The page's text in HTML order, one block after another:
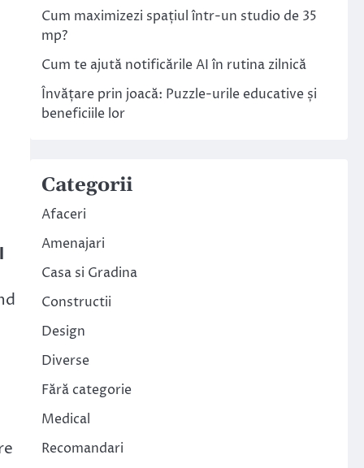
Cum maximizezi spațiul într-un studio de 35
mp?
Cum te ajută notificările AI în rutina zilnică
Învățare prin joacă: Puzzle-urile educative și
beneficiile lor
Categorii
Afaceri
Amenajari
Casa si Gradina
Constructii
Design
Diverse
Fără categorie
Medical
Recomandari